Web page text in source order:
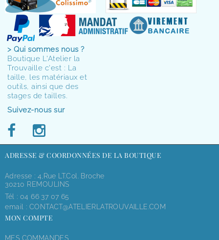
> Qui sommes nous ?
Boutique L'Atelier la
Trouvaille c'est : La
taille, les matériaux et
outils, ainsi que des
stages de tailles.
Suivez-nous sur
ADRESSE & COORDONNÉES DE LA BOUTIQUE
Adresse : 4,rue LT.Col. Broche
30210 REMOULINS
Tél : 04 66 37 07 65
email : CONTACT@ATELIERLATROUVAILLE.COM
MON COMPTE
MES COMMANDES